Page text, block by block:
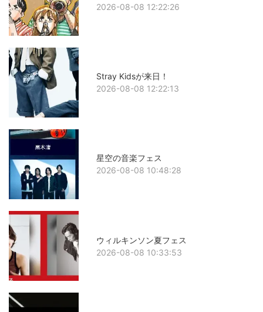
2026-08-08 12:22:26
Stray Kidsが来日！
2026-08-08 12:22:13
星空の音楽フェス
2026-08-08 10:48:28
ウィルキンソン夏フェス
2026-08-08 10:33:53